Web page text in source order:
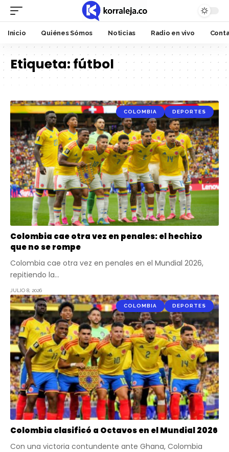
Inicio Quiénes Sómos Noticias Radio en vivo
Etiqueta:fútbol
COLOMBIA DEPORTES
Colombia cae otra vez en penales: el hechizo
que no se rompe
Colombia cae otra vez en penales en el Mundial 2026,
repitiendo la…
JULIO 8, 2026
COLOMBIA DEPORTES
Colombia clasificó a Octavos en el Mundial 2026
Con una victoria contundente ante Ghana, Colombia